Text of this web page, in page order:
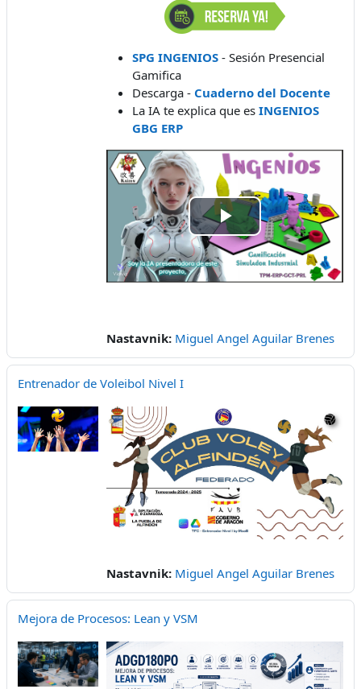
SPG INGENIOS - Sesión Presencial
Gamifica
Descarga - Cuaderno del Docente
La IA te explica que es INGENIOS
GBG ERP
Play
Video
Nastavnik: Miguel Angel Aguilar Brenes
Entrenador de Voleibol Nivel I
Nastavnik: Miguel Angel Aguilar Brenes
Mejora de Procesos: Lean y VSM